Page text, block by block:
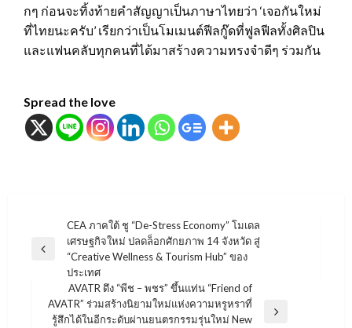
กๆ ก่อนจะทิ้งท้ายคำสัญญาเป็นภาษาไทยว่า ‘เจอกันใหม่
ที่ไทยนะครับ’ เรียกว่าเป็นโมเมนต์ฟีลกู๊ดที่ฟูลฟีลทั้งศิลปิน
และแฟนคลับทุกคนที่ได้มาสร้างความทรงจำดีๆ ร่วมกัน
Spread the love
แนะแนว
เรื่อง
Previous
CEA ภาคใต้ ชู “De-Stress Economy” โมเดล
เศรษฐกิจใหม่ ปลดล็อกศักยภาพ 14 จังหวัด สู่
“Creative Wellness & Tourism Hub” ของ
ประเทศ
Next
AVATR ดึง “พีช – พชร” ขึ้นแท่น “Friend of
AVATR” ร่วมสร้างนิยามใหม่แห่งความหรูหราที่
รู้สึกได้ในอีกระดับผ่านยนตรกรรมรุ่นใหม่ New